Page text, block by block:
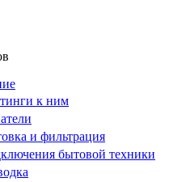
к ним
и фильтрация
бытовой техники